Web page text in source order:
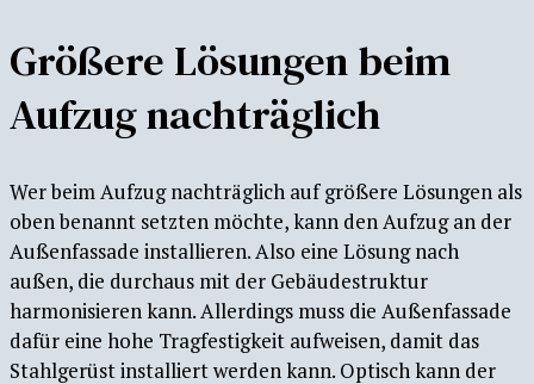
Größere Lösungen beim
Aufzug nachträglich
Wer beim Aufzug nachträglich auf größere Lösungen als
oben benannt setzten möchte, kann den Aufzug an der
Außenfassade installieren. Also eine Lösung nach
außen, die durchaus mit der Gebäudestruktur
harmonisieren kann. Allerdings muss die Außenfassade
dafür eine hohe Tragfestigkeit aufweisen, damit das
Stahlgerüst installiert werden kann. Optisch kann der